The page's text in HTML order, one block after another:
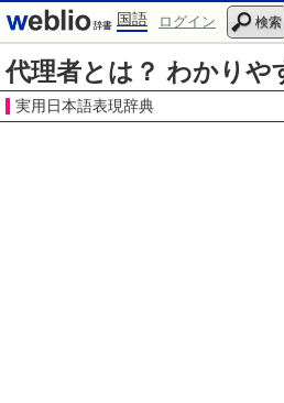
国語 ログイン 検索
代理者とは？ わかりや
実用日本語表現辞典